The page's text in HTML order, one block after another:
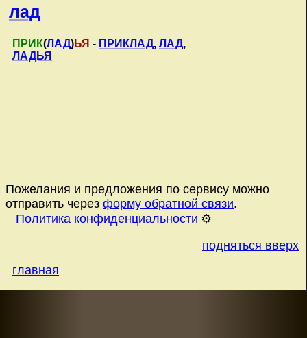
лад
ПРИК(ЛАД)ЬЯ - ПРИКЛАД, ЛАД,
ЛАДЬЯ
Пожелания и предложения по сервису можно
отправить через форму обратной связи.
Политика конфиденциальности ⚙️
подняться вверх
главная